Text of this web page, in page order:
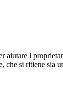
i
che si ritiene